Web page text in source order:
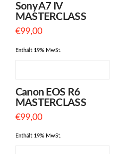
5.00
Sony A7 IV
MASTERCLASS
€99,00
Enthält 19% MwSt.
5.00
Canon EOS R6
MASTERCLASS
€99,00
Enthält 19% MwSt.